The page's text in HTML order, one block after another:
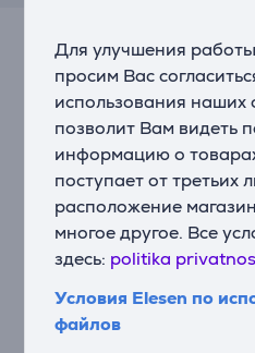
Для улучшения
просим Вас
использования наших
позволит Вам видеть
информацию о
поступает от третьих
расположение
многое другое. Все
здесь: politika
Условия Elesen по
файлов
Рассрочка
Оплатите
Доставка
автоматов
Лучшая